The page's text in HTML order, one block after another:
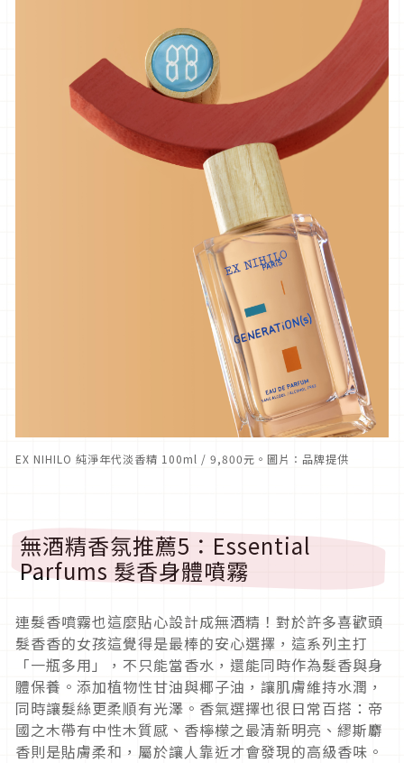
EX NIHILO 純淨年代淡香精 100ml / 9,800元。圖片：品牌提供
無酒精香氛推薦5：Essential
Parfums 髮香身體噴霧
連髮香噴霧也這麼貼心設計成無酒精！對於許多喜歡頭
髮香香的女孩這覺得是最棒的安心選擇，這系列主打
「一瓶多用」，不只能當香水，還能同時作為髮香與身
體保養。添加植物性甘油與椰子油，讓肌膚維持水潤，
同時讓髮絲更柔順有光澤。香氣選擇也很日常百搭：帝
國之木帶有中性木質感、香檸檬之最清新明亮、繆斯麝
香則是貼膚柔和，屬於讓人靠近才會發現的高級香味。